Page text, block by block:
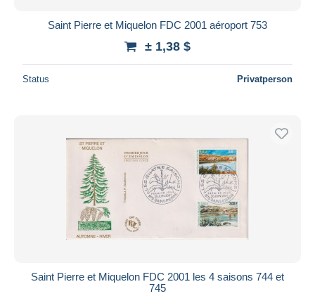
Saint Pierre et Miquelon FDC 2001 aéroport 753
± 1,38 $
Status Privatperson
Saint Pierre et Miquelon FDC 2001 les 4 saisons 744 et
745